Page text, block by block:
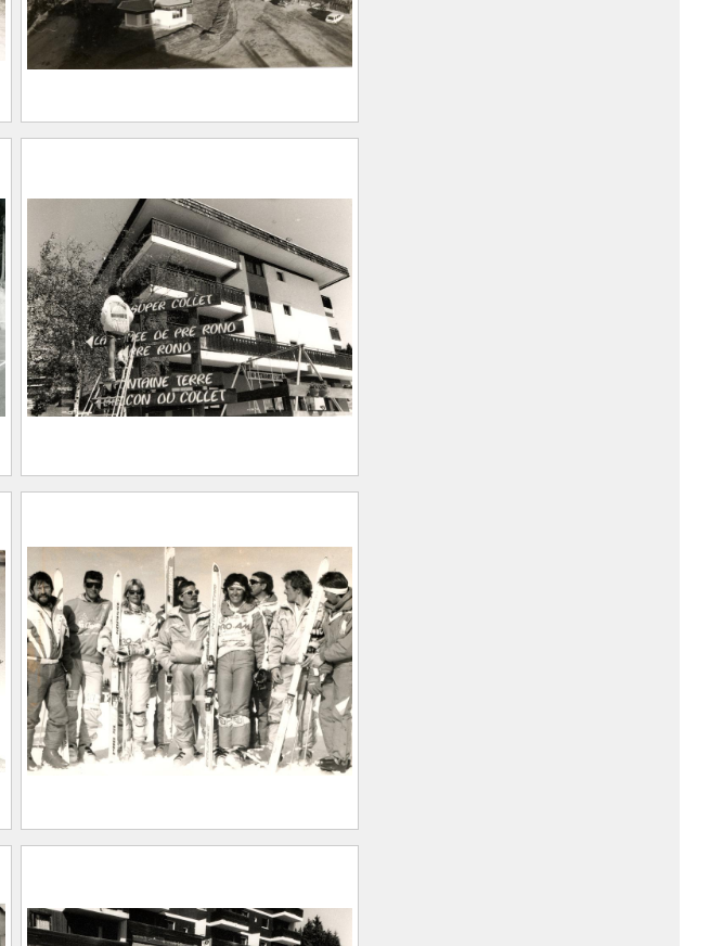
Le Collet d’Allevard : vue du
2021.0.182
Le Collet d’Allevard :
indicatives sur le site de
Malatrait
2021.0.185
Groupe de skieurs à l’occasion
2021.0.187